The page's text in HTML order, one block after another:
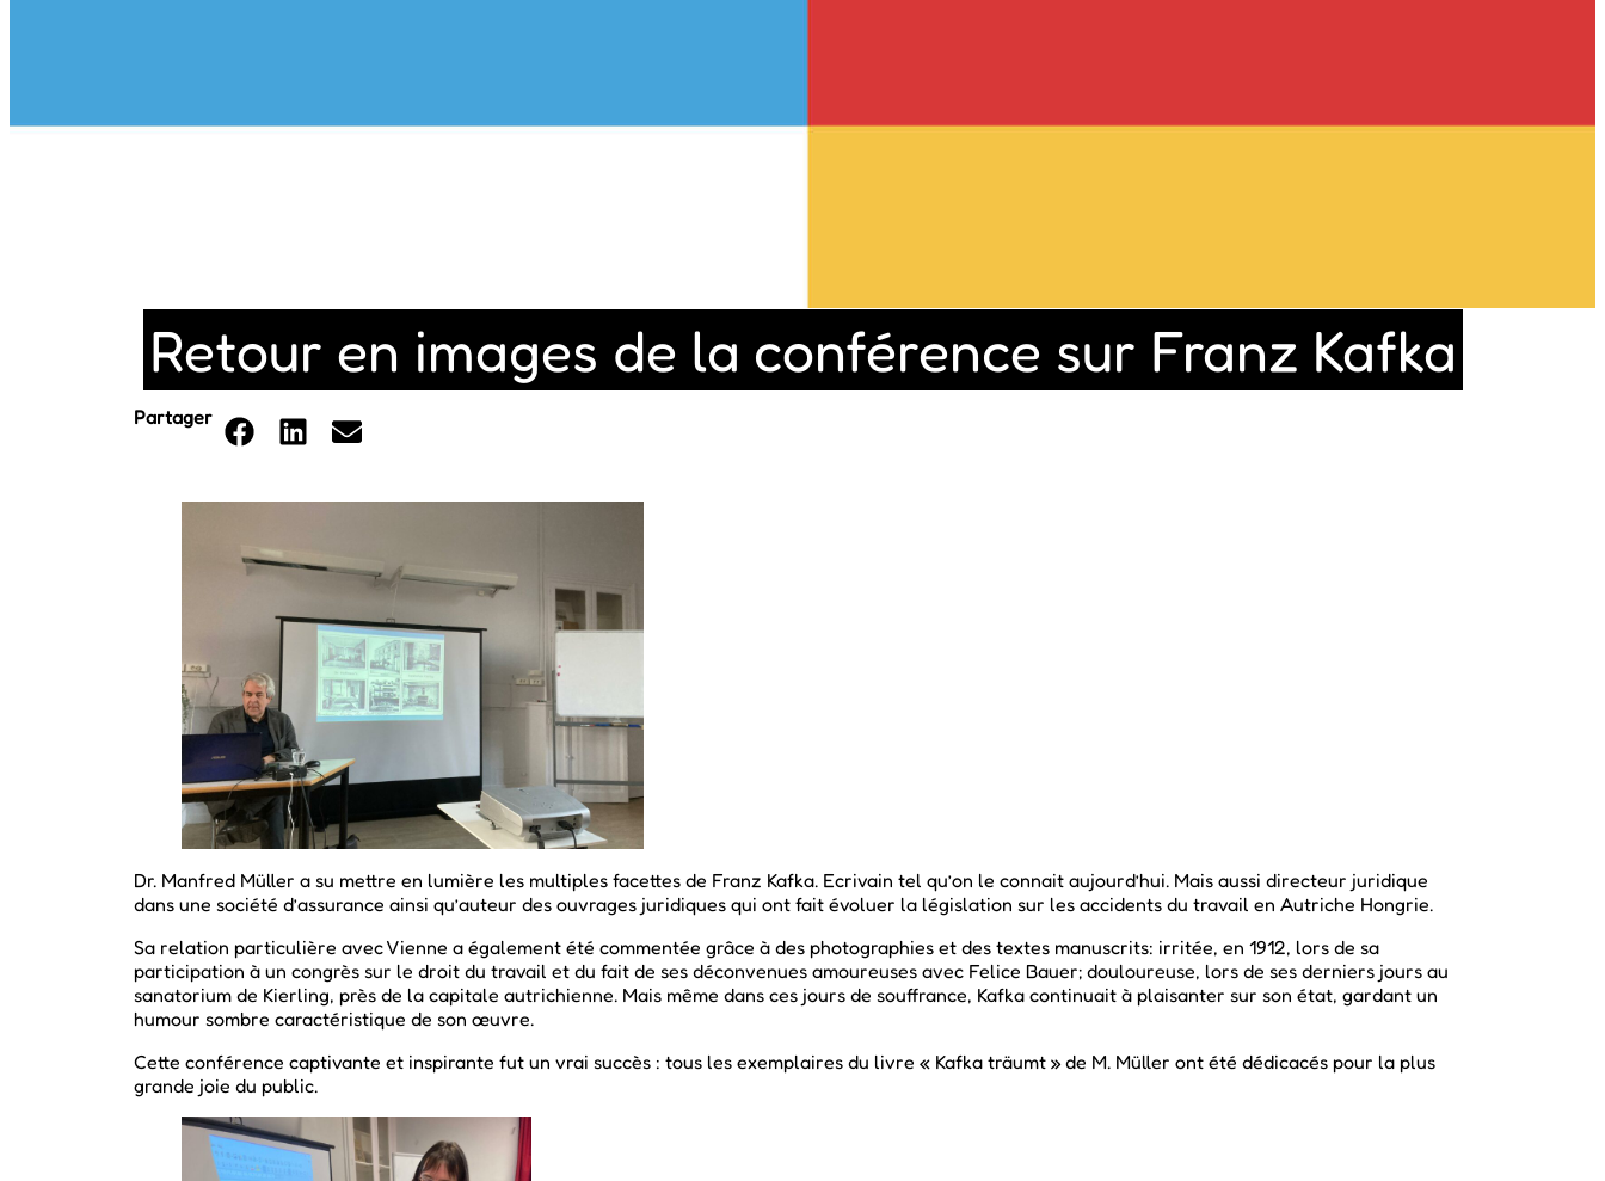
Retour en images de la conférence sur Franz Kafka
Partager
Dr. Manfred Müller a su mettre en lumière les multiples facettes de Franz Kafka. Ecrivain tel qu’on le connait aujourd’hui. Mais aussi directeur juridique
dans une société d’assurance ainsi qu’auteur des ouvrages juridiques qui ont fait évoluer la législation sur les accidents du travail en Autriche Hongrie.
Sa relation particulière avec Vienne a également été commentée grâce à des photographies et des textes manuscrits: irritée, en 1912, lors de sa
participation à un congrès sur le droit du travail et du fait de ses déconvenues amoureuses avec Felice Bauer; douloureuse, lors de ses derniers jours au
sanatorium de Kierling, près de la capitale autrichienne. Mais même dans ces jours de souffrance, Kafka continuait à plaisanter sur son état, gardant un
humour sombre caractéristique de son œuvre.
Cette conférence captivante et inspirante fut un vrai succès : tous les exemplaires du livre « Kafka träumt » de M. Müller ont été dédicacés pour la plus
grande joie du public.